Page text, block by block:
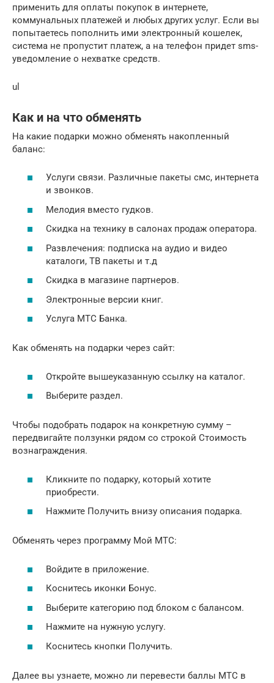
применить для оплаты покупок в интернете,
коммунальных платежей и любых других услуг. Если вы
попытаетесь пополнить ими электронный кошелек,
система не пропустит платеж, а на телефон придет sms-
уведомление о нехватке средств.
ul
Как и на что обменять
На какие подарки можно обменять накопленный
баланс:
Услуги связи. Различные пакеты смс, интернета
и звонков.
Мелодия вместо гудков.
Скидка на технику в салонах продаж оператора.
Развлечения: подписка на аудио и видео
каталоги, ТВ пакеты и т.д
Скидка в магазине партнеров.
Электронные версии книг.
Услуга МТС Банка.
Как обменять на подарки через сайт:
Откройте вышеуказанную ссылку на каталог.
Выберите раздел.
Чтобы подобрать подарок на конкретную сумму –
передвигайте ползунки рядом со строкой Стоимость
вознаграждения.
Кликните по подарку, который хотите
приобрести.
Нажмите Получить внизу описания подарка.
Обменять через программу Мой МТС:
Войдите в приложение.
Коснитесь иконки Бонус.
Выберите категорию под блоком с балансом.
Нажмите на нужную услугу.
Коснитесь кнопки Получить.
Далее вы узнаете, можно ли перевести баллы МТС в